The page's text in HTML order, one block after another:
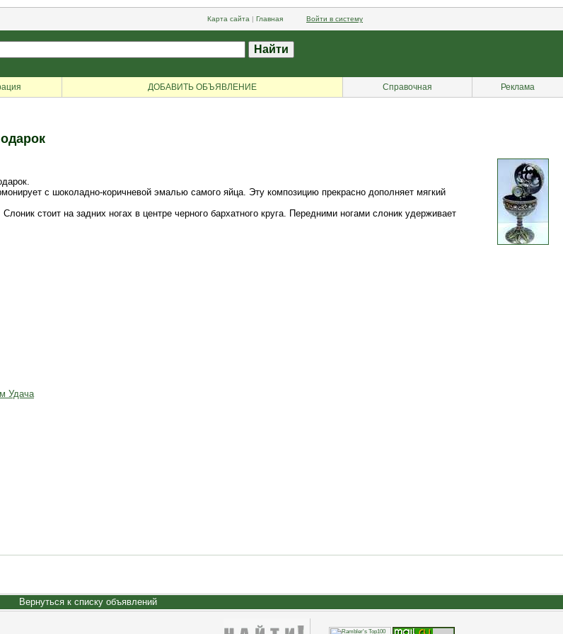
Карта сайта | Главная Войти в систему
ДОБАВИТЬ ОБЪЯВЛЕНИЕ Справочная Реклама
с шоколадно-коричневой эмалью самого яйца. Эту композицию прекрасно дополняет мягкий
стоит на задних ногах в центре черного бархатного круга. Передними ногами слоник удерживает
Удача
Вернуться к списку объявлений